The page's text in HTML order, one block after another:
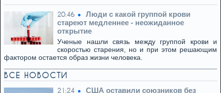
20:46
Люди с какой группой крови
стареют медленнее - неожиданное
открытие
Ученые нашли связь между группой крови и
скоростью старения, но и при этом решающим
фактором остается образ жизни человека.
ВСЕ НОВОСТИ
21:24
США оставили союзников без